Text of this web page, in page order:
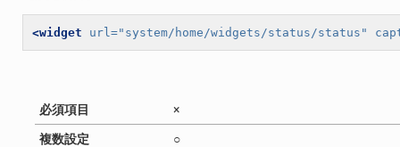
<widget url="system/home/widgets/status/status"
必須項目 ×
複数設定 ○